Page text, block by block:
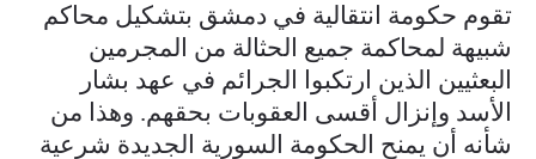
تقوم حكومة انتقالية في دمشق بتشكيل محاكم
شبيهة لمحاكمة جميع الحثالة من المجرمين
البعثيين الذين ارتكبوا الجرائم في عهد بشار
الأسد وإنزال أقسى العقوبات بحقهم. وهذا من
شأنه أن يمنح الحكومة السورية الجديدة شرعية